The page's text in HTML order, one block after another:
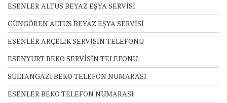
ESENLER ALTUS BEYAZ EŞYA SERVİSİ
GÜNGÖREN ALTUS BEYAZ EŞYA SERVİSİ
ESENLER ARÇELİK SERVİSİN TELEFONU
ESENYURT BEKO SERVİSİN TELEFONU
SULTANGAZİ BEKO TELEFON NUMARASI
ESENLER BEKO TELEFON NUMARASI